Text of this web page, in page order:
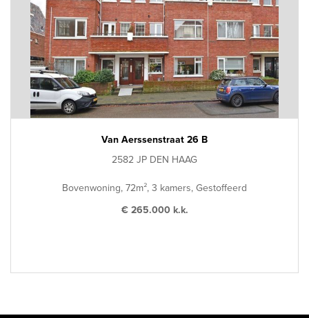
Van Aerssenstraat 26 B
2582 JP DEN HAAG
Bovenwoning, 72m², 3 kamers, Gestoffeerd
€ 265.000 k.k.